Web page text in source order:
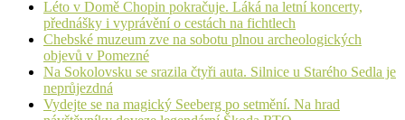
Léto v Domě Chopin pokračuje. Láká na letní koncerty,
přednášky i vyprávění o cestách na fichtlech
Chebské muzeum zve na sobotu plnou archeologických
objevů v Pomezné
Na Sokolovsku se srazila čtyři auta. Silnice u Starého Sedla je
neprůjezdná
Vydejte se na magický Seeberg po setmění. Na hrad